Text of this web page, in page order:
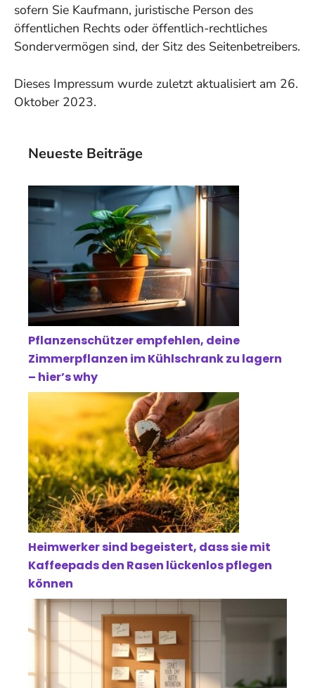
sofern Sie Kaufmann, juristische Person des
öffentlichen Rechts oder öffentlich-rechtliches
Sondervermögen sind, der Sitz des Seitenbetreibers.
Dieses Impressum wurde zuletzt aktualisiert am 26.
Oktober 2023.
Neueste Beiträge
Pflanzenschützer empfehlen, deine
Zimmerpflanzen im Kühlschrank zu lagern
– hier’s why
Heimwerker sind begeistert, dass sie mit
Kaffeepads den Rasen lückenlos pflegen
können